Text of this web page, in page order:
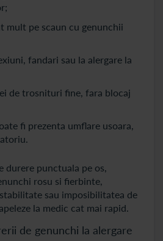
mult pe scaun cu genunchii
fandari sau la alergare la
de trosnituri fine, fara blocaj
fi prezenta umflare usoara,
durere punctuala pe os,
rosu si fierbinte,
sau imposibilitatea de
la medic cat mai rapid.
de genunchi la alergare